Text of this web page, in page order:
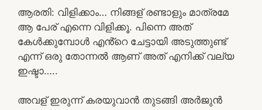
ആരതി: വിളിക്കാം… നിങ്ങള് രണ്ടാളും മാത്രമേ
ആ പേര് എന്നെ വിളിക്കൂ. പിന്നെ അത്
കേൾക്കുമ്പോൾ എൻ്റെ ചേട്ടായി അടുത്തുണ്ട്
എന്ന് ഒരു തോന്നൽ ആണ് അത് എനിക്ക് വല്യ
ഇഷ്ടാ…..
അവള് ഇരുന്ന് കരയുവാൻ തുടങ്ങി അർജുൻ